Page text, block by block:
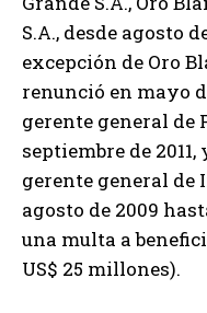
S.A., desde agosto
excepción de Oro
renunció en mayo
gerente general de
septiembre de
gerente general de
agosto de 2009
una multa a
US$ 25 millones).